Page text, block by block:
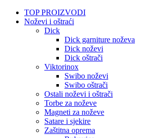
TOP PROIZVODI
Noževi i oštraći
Dick
Dick garniture noževa
Dick noževi
Dick oštrači
Viktorinox
Swibo noževi
Swibo oštrači
Ostali noževi i oštrači
Torbe za noževe
Magneti za noževe
Satare i sjekire
Zaštitna oprema